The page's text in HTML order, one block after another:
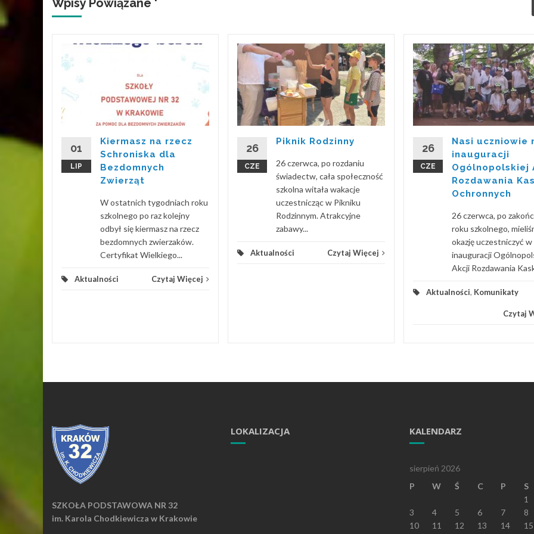
Wpisy Powiązane '
01
LIP
Kiermasz na rzecz
Schroniska dla
Bezdomnych
Zwierząt
W ostatnich tygodniach roku
szkolnego po raz kolejny
odbył się kiermasz na rzecz
bezdomnych zwierzaków.
Certyfikat Wielkiego...
Aktualności Czytaj Więcej
26
CZE
Piknik Rodzinny
26 czerwca, po rozdaniu
świadectw, cała społeczność
szkolna witała wakacje
uczestnicząc w Pikniku
Rodzinnym. Atrakcyjne
zabawy...
Aktualności Czytaj Więcej
26
CZE
Nasi uczniowie
inauguracji
Ogólnopolskiej
Rozdawania
Ochronnych
26 czerwca, po
roku szkolnego,
okazję uczestniczyć w
inauguracji
Akcji Rozdawania
Aktualności, Komunikaty
Czytaj
SZKOŁA PODSTAWOWA NR 32
im. Karola Chodkiewicza w Krakowie
LOKALIZACJA KALENDARZ
sierpień 2026
P
W Ś C P S
1
3
4 5 6 7 8
10
11 12 13 14 15